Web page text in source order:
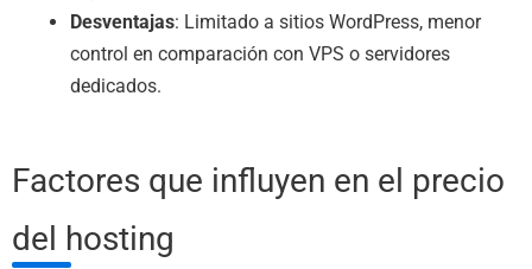
Desventajas: Limitado a sitios WordPress, menor
control en comparación con VPS o servidores
dedicados.
Factores que influyen en el precio
del hosting